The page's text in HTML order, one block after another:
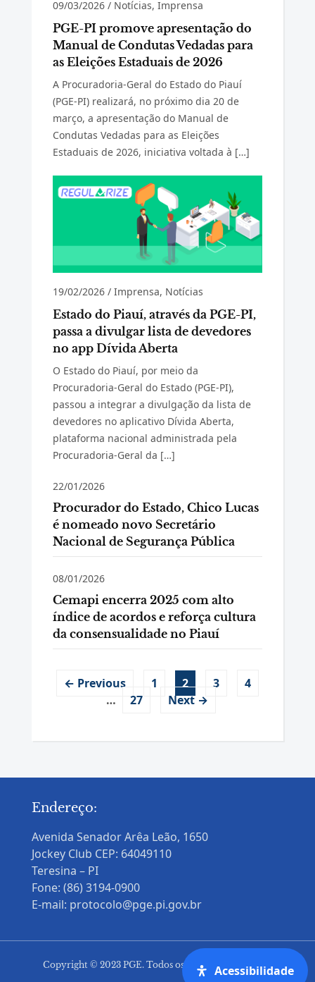
09/03/2026/ Notícias, Imprensa
PGE-PI promove apresentação do
Manual de Condutas Vedadas para
as Eleições Estaduais de 2026
A Procuradoria-Geral do Estado do Piauí
(PGE-PI) realizará, no próximo dia 20 de
março, a apresentação do Manual de
Condutas Vedadas para as Eleições
Estaduais de 2026, iniciativa voltada à […]
19/02/2026/ Imprensa, Notícias
Estado do Piauí, através da PGE-PI,
passa a divulgar lista de devedores
no app Dívida Aberta
O Estado do Piauí, por meio da
Procuradoria-Geral do Estado (PGE-PI),
passou a integrar a divulgação da lista de
devedores no aplicativo Dívida Aberta,
plataforma nacional administrada pela
Procuradoria-Geral da […]
22/01/2026
Procurador do Estado, Chico Lucas
é nomeado novo Secretário
Nacional de Segurança Pública
08/01/2026
Cemapi encerra 2025 com alto
índice de acordos e reforça cultura
da consensualidade no Piauí
← Previous 1 2 3
4
…
27 Next →
Endereço:
Avenida Senador Arêa Leão, 1650
Jockey Club CEP: 64049110
Teresina – PI
Fone: (86) 3194-0900
E-mail: protocolo@pge.pi.gov.br
Copyright © 2023 PGE. Todos os Direitos Reservados
Acessibilidade